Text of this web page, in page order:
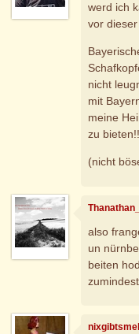
werd ich
vor
nicht
mit
meine
zu
(nicht
also
un
beiten